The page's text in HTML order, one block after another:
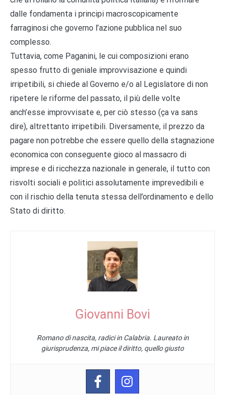
dalle fondamenta i principi macroscopicamente
farraginosi che governo l’azione pubblica nel suo
complesso.
Tuttavia, come Paganini, le cui composizioni erano
spesso frutto di geniale improvvisazione e quindi
irripetibili, si chiede al Governo e/o al Legislatore di non
ripetere le riforme del passato, il più delle volte
anch’esse improvvisate e, per ciò stesso (ça va sans
dire), altrettanto irripetibili. Diversamente, il prezzo da
pagare non potrebbe che essere quello della stagnazione
economica con conseguente gioco al massacro di
imprese e di ricchezza nazionale in generale, il tutto con
risvolti sociali e politici assolutamente imprevedibili e
con il rischio della tenuta stessa dell’ordinamento e dello
Stato di diritto.
Giovanni Bovi
Romano di nascita, radici in Calabria. Laureato in
giurisprudenza, mi piace il diritto, quello giusto